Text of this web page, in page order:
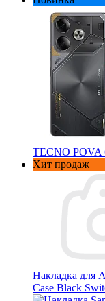
TECNO POVA
Хит продаж
Накладка для
Case Black